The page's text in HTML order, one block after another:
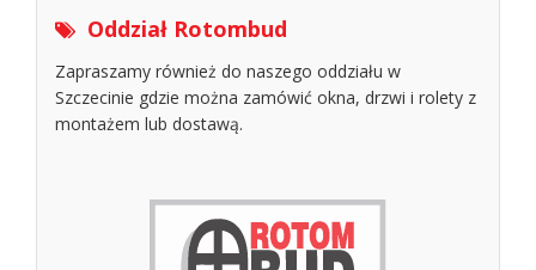
Oddział Rotombud
Zapraszamy również do naszego oddziału w
Szczecinie gdzie można zamówić okna, drzwi i rolety z
montażem lub dostawą.